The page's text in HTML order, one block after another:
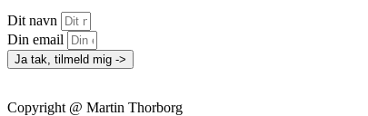
Dit navn
Din email
Ja tak, tilmeld mig ->
Copyright @ Martin Thorborg